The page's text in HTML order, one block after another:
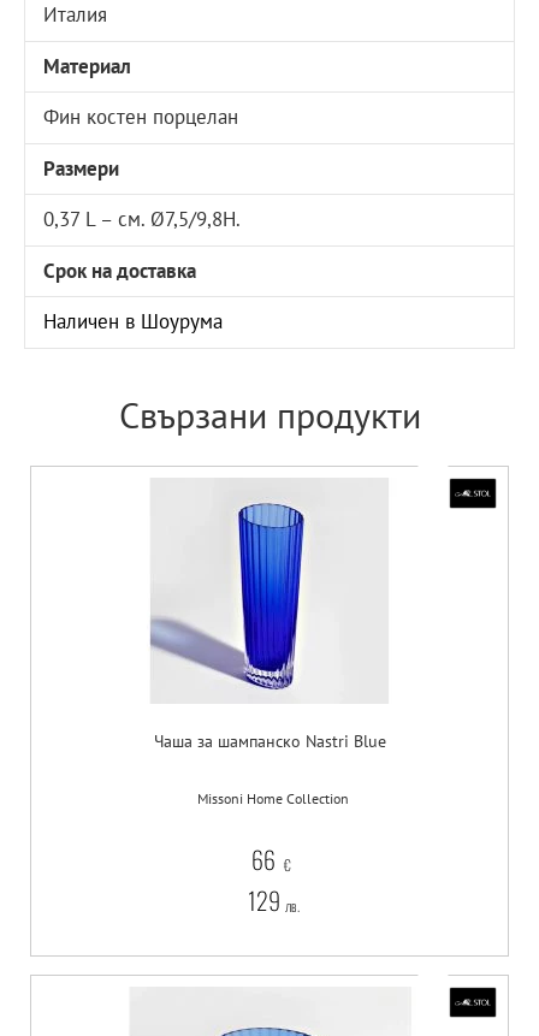
Италия
Материал
Фин костен порцелан
Размери
0,37 L – см. Ø7,5/9,8Н.
Срок на доставка
Наличен в Шоурума
Свързани продукти
Чаша за шампанско Nastri Blue
Missoni Home Collection
66 €
129 лв.